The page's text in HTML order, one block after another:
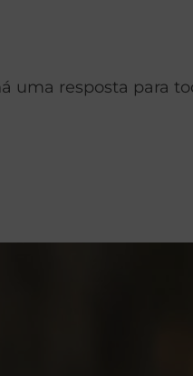
uma resposta para